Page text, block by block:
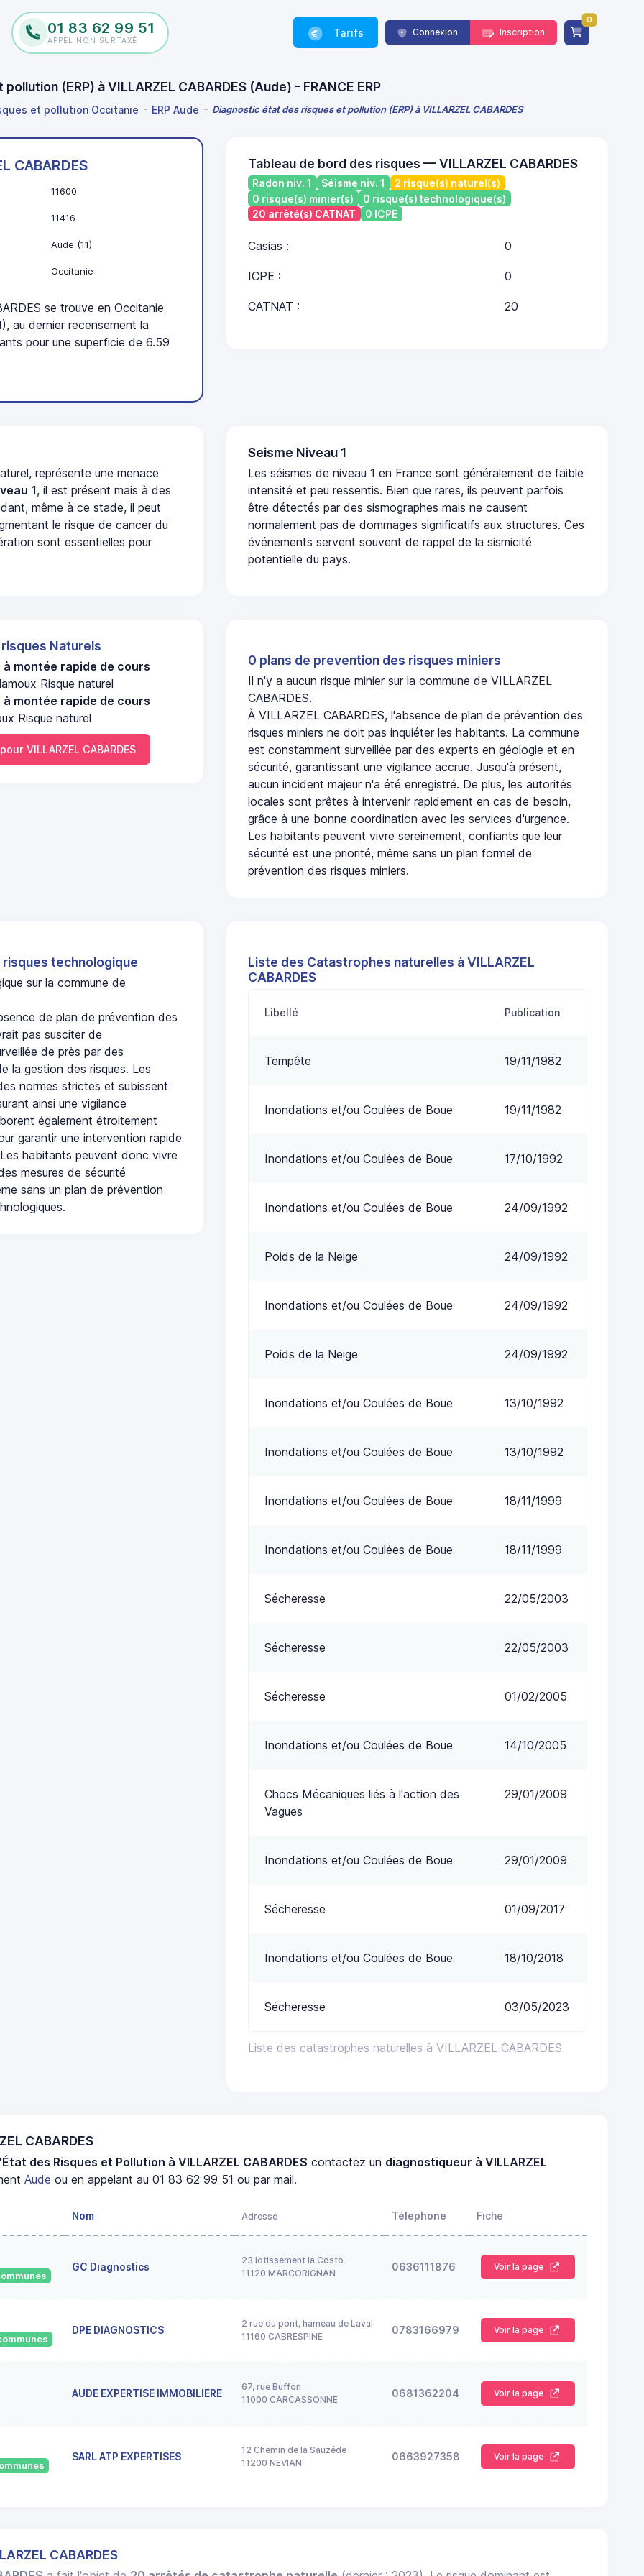
01 83 62 99 51
APPEL NON SURTAXÉ
Tarifs Connexion Inscription
0
(ERP) à VILLARZEL CABARDES (Aude) - FRANCE ERP
et pollution Occitanie ERP Aude Diagnostic état des risques et pollution (ERP) à VILLARZEL CABARDES
CABARDES
11600
11416
Aude (11)
Occitanie
se trouve en Occitanie
au dernier recensement la
pour une superficie de 6.59
Tableau de bord des risques — VILLARZEL CABARDES
Radon niv. 1 Séisme niv. 1
2 risque(s) naturel(s)
0 risque(s) minier(s)
0 risque(s) technologique(s)
20 arrêté(s) CATNAT
0 ICPE
Casias : 0
ICPE : 0
CATNAT : 20
représente une menace
1, il est présent mais à des
même à ce stade, il peut
le risque de cancer du
sont essentielles pour
Seisme Niveau 1
Les séismes de niveau 1 en France sont généralement de faible
intensité et peu ressentis. Bien que rares, ils peuvent parfois
être détectés par des sismographes mais ne causent
normalement pas de dommages significatifs aux structures. Ces
événements servent souvent de rappel de la sismicité
potentielle du pays.
Naturels
montée rapide de cours
Risque naturel
montée rapide de cours
Risque naturel
VILLARZEL CABARDES
0 plans de prevention des risques miniers
Il n'y a aucun risque minier sur la commune de VILLARZEL
CABARDES.
À VILLARZEL CABARDES, l'absence de plan de prévention des
risques miniers ne doit pas inquiéter les habitants. La commune
est constamment surveillée par des experts en géologie et en
sécurité, garantissant une vigilance accrue. Jusqu'à présent,
aucun incident majeur n'a été enregistré. De plus, les autorités
locales sont prêtes à intervenir rapidement en cas de besoin,
grâce à une bonne coordination avec les services d'urgence.
Les habitants peuvent vivre sereinement, confiants que leur
sécurité est une priorité, même sans un plan formel de
prévention des risques miniers.
technologique
sur la commune de
de plan de prévention des
pas susciter de
de près par des
la gestion des risques. Les
normes strictes et subissent
ainsi une vigilance
également étroitement
garantir une intervention rapide
habitants peuvent donc vivre
mesures de sécurité
sans un plan de prévention
Liste des Catastrophes naturelles à VILLARZEL
CABARDES
Liste des catastrophes naturelles à VILLARZEL CABARDES
Libellé Publication
Tempête 19/11/1982
Inondations et/ou Coulées de Boue 19/11/1982
Inondations et/ou Coulées de Boue 17/10/1992
Inondations et/ou Coulées de Boue 24/09/1992
Poids de la Neige 24/09/1992
Inondations et/ou Coulées de Boue 24/09/1992
Poids de la Neige 24/09/1992
Inondations et/ou Coulées de Boue 13/10/1992
Inondations et/ou Coulées de Boue 13/10/1992
Inondations et/ou Coulées de Boue 18/11/1999
Inondations et/ou Coulées de Boue 18/11/1999
Sécheresse 22/05/2003
Sécheresse 22/05/2003
Sécheresse 01/02/2005
Inondations et/ou Coulées de Boue 14/10/2005
Chocs Mécaniques liés à l'action des
Vagues
29/01/2009
Inondations et/ou Coulées de Boue 29/01/2009
Sécheresse 01/09/2017
Inondations et/ou Coulées de Boue 18/10/2018
Sécheresse 03/05/2023
CABARDES
des Risques et Pollution à VILLARZEL CABARDES contactez un diagnostiqueur à VILLARZEL
Aude ou en appelant au 01 83 62 99 51 ou par mail.
Nom Adresse Télephone Fiche
GC Diagnostics
23 lotissement la Costo
11120 MARCORIGNAN
0636111876 Voir la page
DPE DIAGNOSTICS
2 rue du pont, hameau de Laval
11160 CABRESPINE
0783166979 Voir la page
AUDE EXPERTISE IMMOBILIERE
67, rue Buffon
11000 CARCASSONNE
0681362204 Voir la page
SARL ATP EXPERTISES
12 Chemin de la Sauzéde
11200 NEVIAN
0663927358 Voir la page
CABARDES